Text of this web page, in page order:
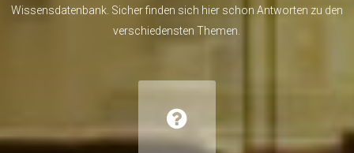
Wissensdatenbank. Sicher finden sich hier schon Antworten zu den
verschiedensten Themen.